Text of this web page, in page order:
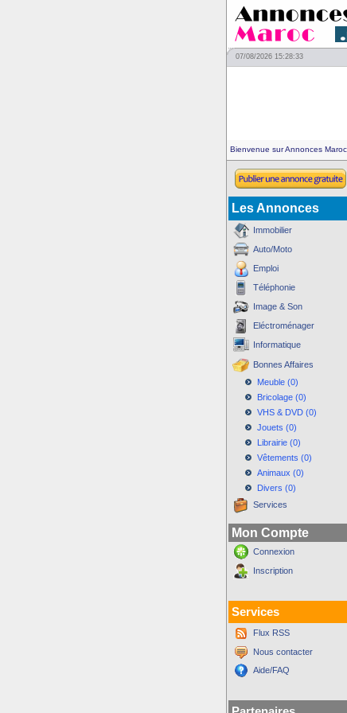
07/08/2026 15:28:33
Bienvenue sur Annonces Maroc.
Les Annonces
Immobilier
Auto/Moto
Emploi
Téléphonie
Image & Son
Eléctroménager
Informatique
Bonnes Affaires
Meuble (0)
Bricolage (0)
VHS & DVD (0)
Jouets (0)
Librairie (0)
Vêtements (0)
Animaux (0)
Divers (0)
Services
Mon Compte
Connexion
Inscription
Services
Flux RSS
Nous contacter
Aide/FAQ